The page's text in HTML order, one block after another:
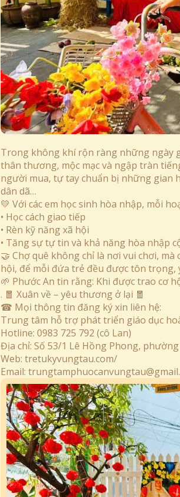
Trong không khí rộn ràng những ngày
thân thương, mộc mạc và ngập tràn
người mua, tự tay chuẩn bị những gian
dân dã…
💛 Với các em học sinh hòa nhập, mỗi
• Học cách giao tiếp
• Rèn kỹ năng xã hội
• Tăng sự tự tin và khả năng hòa nhập
🤝 Chợ quê không chỉ là nơi vui chơi,
hội, để mỗi đứa trẻ đều được tôn
🌱 Phước An tin rằng: Khi được trao cơ
. 🧧 Xuân về – yêu thương ở lại 🧧
☎ Mọi thông tin đăng ký xin liên hệ:
Trung tâm hỗ trợ phát triển giáo dục
Hotline: 0983 725 792 (cô Lan)
Địa chỉ: Số 53/1 Lê Hồng Phong,
Web: tretukyvungtau.com/
Email: